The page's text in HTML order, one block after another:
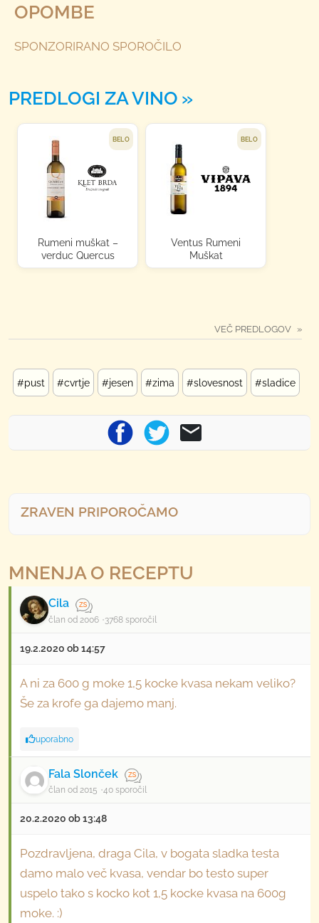
OPOMBE
SPONZORIRANO SPOROČILO
PREDLOGI ZA VINO
BELO
Rumeni muškat –
verduc Quercus
BELO
Ventus Rumeni
Muškat
VEČ PREDLOGOV
#pust #cvrtje #jesen #zima #slovesnost #sladice
ZRAVEN PRIPOROČAMO
MNENJA O RECEPTU
Cila
član od 2006 3768 sporočil
19.2.2020 ob 14:57
A ni za 600 g moke 1,5 kocke kvasa nekam veliko?
Še za krofe ga dajemo manj.
uporabno
Fala Slonček
član od 2015 40 sporočil
20.2.2020 ob 13:48
Pozdravljena, draga Cila, v bogata sladka testa
damo malo več kvasa, vendar bo testo super
uspelo tako s kocko kot 1,5 kocke kvasa na 600g
moke. :)